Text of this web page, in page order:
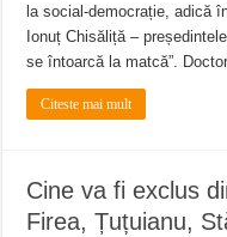
la social-democrație, adică
Ionuț Chisăliță –
se întoarcă la matcă”.
Citeste mai mult
Cine va fi exclus
Firea, Țuțuianu,